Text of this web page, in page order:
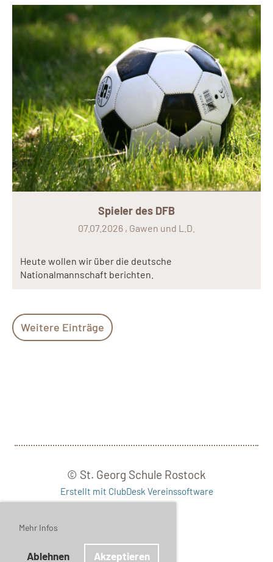
Mehr Infos
Ablehnen Akzeptieren
Spieler des DFB
07.07.2026 , Gawen und L.D.
Heute wollen wir über die deutsche
Nationalmannschaft berichten.
Weitere Einträge
© St. Georg Schule Rostock
Erstellt mit ClubDesk Vereinssoftware
Datenschutz